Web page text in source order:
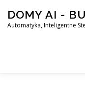
content
DOMY AI -
Automatyka, Inteligentne